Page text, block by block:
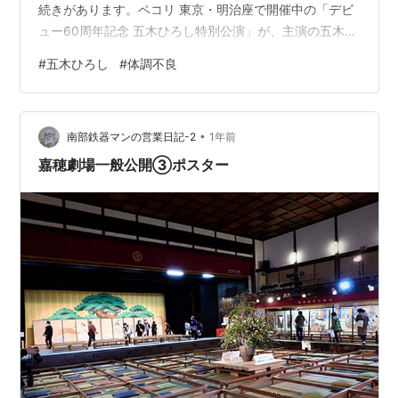
続きがあります。ペコリ 東京・明治座で開催中の「デビ
ュー60周年記念 五木ひろし特別公演」が、主演の五木ひ
止すると発表された。主催者側によると、五木氏は11日
の公演後に体調を崩し、検査入院を受けており、現在も
入院中のためドクターストップがかかっているという。
項目 内容 公演名 デビュー60周年記念 五木ひろし特別公
演（坂本冬美特別出演） 会場 東京・明治座 中止発表 7月
#五木ひろし #体調不良
南部鉄器マンの営業日記-2 • 1年前
嘉穂劇場一般公開③ポスター